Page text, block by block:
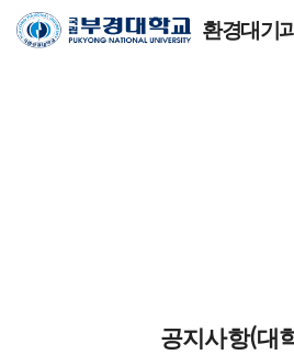
환경대기
공지사항(대